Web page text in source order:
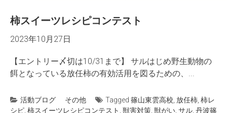
柿スイーツレシピコンテスト
2023年10月27日
【エントリー〆切は10/31まで】 サルはじめ野生動物の
餌となっている放任柿の有効活用を図るための、...
活動ブログ その他 Tagged 篠山東雲高校 放任柿 柿レ
シピ 柿スイーツレシピコンテスト 獣害対策 獣がい サル 丹波篠